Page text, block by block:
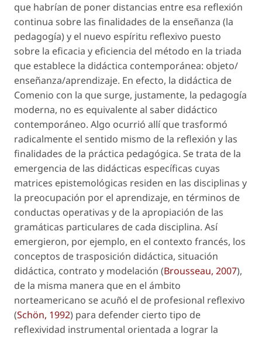
que habrían de poner distancias entre esa reflexión
continua sobre las finalidades de la enseñanza (la
pedagogía) y el nuevo espíritu reflexivo puesto
sobre la eficacia y eficiencia del método en la triada
que establece la didáctica contemporánea: objeto/
enseñanza/aprendizaje. En efecto, la didáctica de
Comenio con la que surge, justamente, la pedagogía
moderna, no es equivalente al saber didáctico
contemporáneo. Algo ocurrió allí que trasformó
radicalmente el sentido mismo de la reflexión y las
finalidades de la práctica pedagógica. Se trata de la
emergencia de las didácticas específicas cuyas
matrices epistemológicas residen en las disciplinas y
la preocupación por el aprendizaje, en términos de
conductas operativas y de la apropiación de las
gramáticas particulares de cada disciplina. Así
emergieron, por ejemplo, en el contexto francés, los
conceptos detrasposición didáctica, situación
didáctica, contrato y modelación (Brousseau, 2007),
de la misma manera que en el ámbito
norteamericano se acuñó el de profesional reflexivo
(Schön, 1992) para defender cierto tipo de
reflexividad instrumental orientada a lograr la